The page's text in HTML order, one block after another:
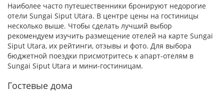
Наиболее часто путешественники бронируют недорогие
отели Sungai Siput Utara. В центре цены на гостиницы
несколько выше. Чтобы сделать лучший выбор
рекомендуем изучить размещение отелей на карте Sungai
Siput Utara, их рейтинги, отзывы и фото. Для выбора
бюджетной поездки присмотритесь к апарт-отелям в
Sungai Siput Utara и мини-гостиницам.
Гостевые дома